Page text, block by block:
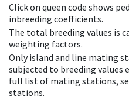
Click on queen code shows
inbreeding coefficients.
The total breeding values is
weighting factors.
Only island and line mating
subjected to breeding values
full list of mating stations,
stations.